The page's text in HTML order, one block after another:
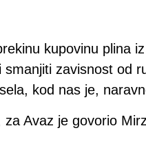
kupovinu plina
zavisnost
kod nas je,
Avaz je govorio